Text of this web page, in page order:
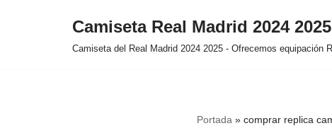
Camiseta Real Madrid 2024
Camiseta del Real Madrid 2024 2025 - Ofrecemos
Portada » comprar replica